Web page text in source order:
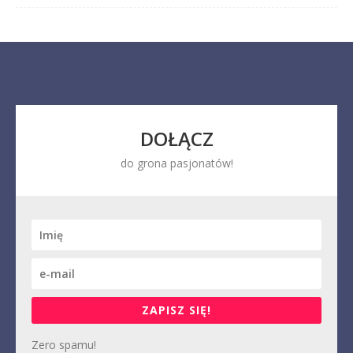
DOŁĄCZ
do grona pasjonatów!
ZAPISZ SIĘ!
Zero spamu!